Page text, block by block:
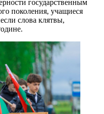
государственным
поколения, учащиеся
слова клятвы,